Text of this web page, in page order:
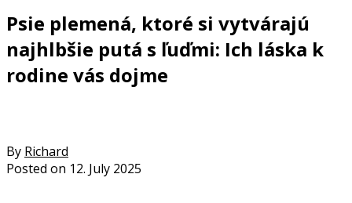
Psie plemená, ktoré si vytvárajú
najhlbšie putá s ľuďmi: Ich láska k
rodine vás dojme
By Richard
Posted on 12. July 2025